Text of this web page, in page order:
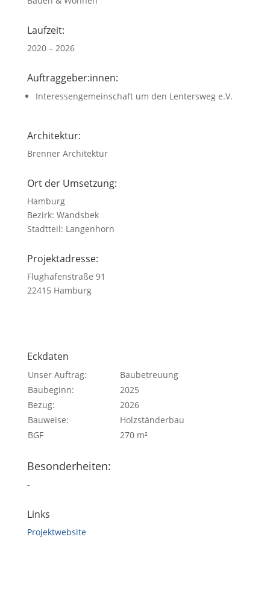
Laufzeit:
2020 – 2026
Auftraggeber:innen:
Interessengemeinschaft um den Lentersweg e.V.
Architektur:
Brenner Architektur
Ort der Umsetzung:
Hamburg
Bezirk: Wandsbek
Stadtteil: Langenhorn
Projektadresse:
Flughafenstraße 91
22415 Hamburg
Eckdaten
Unser Auftrag:
Baubetreuung
Baubeginn:
2025
Bezug:
2026
Bauweise:
Holzständerbau
BGF
270 m²
Besonderheiten:
-
Links
Projektwebsite